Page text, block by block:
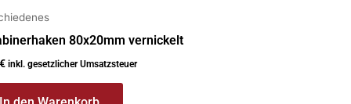
80x20mm vernickelt
€ inkl. gesetzlicher Umsatzsteuer